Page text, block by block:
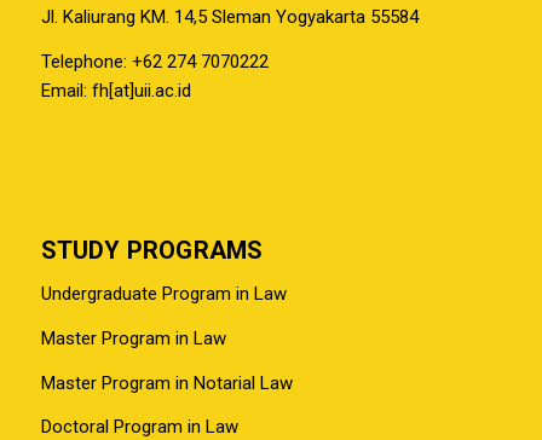
Jl. Kaliurang KM. 14,5 Sleman Yogyakarta 55584
Telephone: +62 274 7070222
Email: fh[at]uii.ac.id
STUDY PROGRAMS
Undergraduate Program in Law
Master Program in Law
Master Program in Notarial Law
Doctoral Program in Law